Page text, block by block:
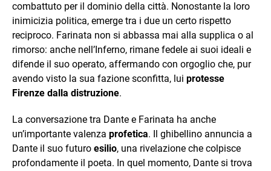
combattuto per il dominio della città. Nonostante la loro
inimicizia politica, emerge tra i due un certo rispetto
reciproco. Farinata non si abbassa mai alla supplica o al
rimorso: anche nell’Inferno, rimane fedele ai suoi ideali e
difende il suo operato, affermando con orgoglio che, pur
avendo visto la sua fazione sconfitta, lui protesse
Firenze dalla distruzione.
La conversazione tra Dante e Farinata ha anche
un’importante valenza profetica. Il ghibellino annuncia a
Dante il suo futuro esilio, una rivelazione che colpisce
profondamente il poeta. In quel momento, Dante si trova